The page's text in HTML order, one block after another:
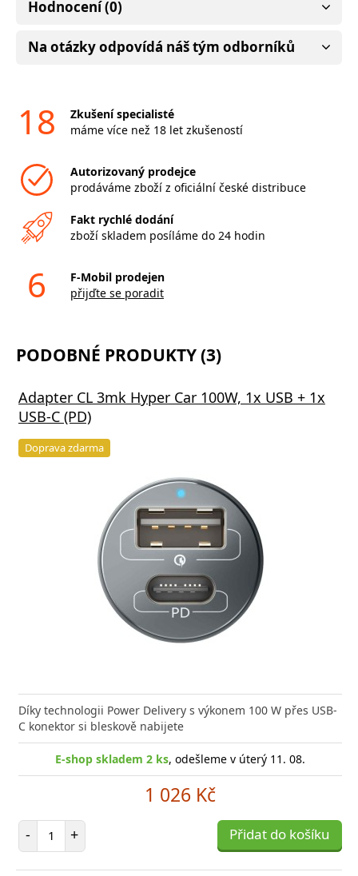
Hodnocení (0)
Na otázky odpovídá náš tým odborníků
18
Zkušení specialisté
máme více než 18 let zkušeností
Autorizovaný prodejce
prodáváme zboží z oficiální české distribuce
Fakt rychlé dodání
zboží skladem posíláme do 24 hodin
6
F-Mobil prodejen
přijďte se poradit
PODOBNÉ PRODUKTY (3)
Adapter CL 3mk Hyper Car 100W, 1x USB + 1x
USB-C (PD)
Doprava zdarma
Díky technologii Power Delivery s výkonem 100 W přes USB-
C konektor si bleskově nabijete
E-shop skladem 2 ks, odešleme v úterý 11. 08.
1 026 Kč
- Počet položek
+ Přidat do košíku